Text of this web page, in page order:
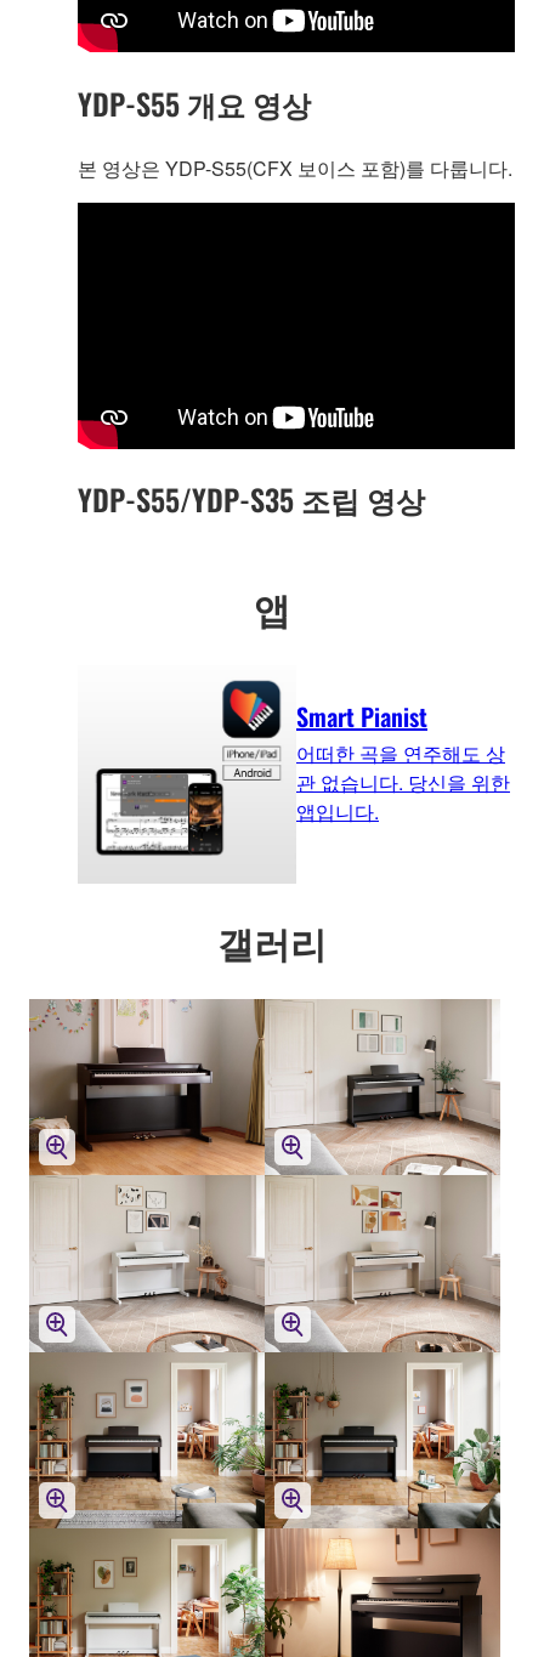
YDP-S55 개요 영상
본 영상은 YDP-S55(CFX 보이스 포함)를 다룹니다.
YDP-S55/YDP-S35 조립 영상
앱
Smart Pianist
어떠한 곡을 연주해도 상
관 없습니다. 당신을 위한
앱입니다.
갤러리